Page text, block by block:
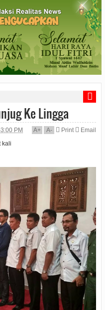
Ke Lingga
PM A+ A- Print
Email
kali